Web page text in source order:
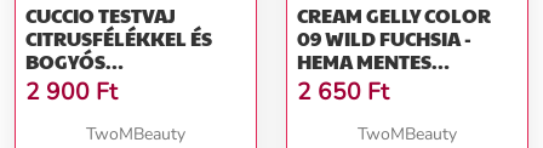
CUCCIO TESTVAJ
CITRUSFÉLÉKKEL ÉS
BOGYÓS
GYÜMÖLCSÖKKEL -
NON-OILY, HYDRATING
BUTTER BLENDS
2 900 Ft
TwoMBeauty
CREAM GELLY COLOR
09 WILD FUCHSIA -
HEMA MENTES
ÉPÍTŐZSELÉ (15G)
2 650 Ft
TwoMBeauty